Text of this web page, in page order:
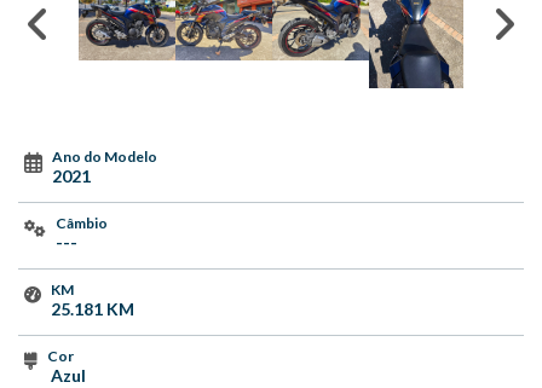
Ano do Modelo
2021
Câmbio
---
KM
25.181 KM
Cor
Azul